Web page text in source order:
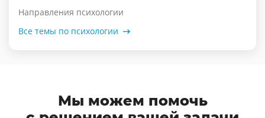
Направления психологии
Все темы по психологии
Мы можем помочь